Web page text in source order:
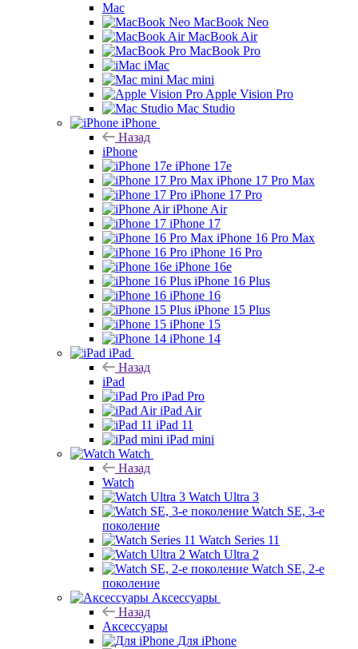
Mac
MacBook Neo
MacBook Air
MacBook Pro
iMac
Mac mini
Apple Vision Pro
Mac Studio
iPhone
Назад
iPhone
iPhone 17e
iPhone 17 Pro Max
iPhone 17 Pro
iPhone Air
iPhone 17
iPhone 16 Pro Max
iPhone 16 Pro
iPhone 16e
iPhone 16 Plus
iPhone 16
iPhone 15 Plus
iPhone 15
iPhone 14
iPad
Назад
iPad
iPad Pro
iPad Air
iPad 11
iPad mini
Watch
Назад
Watch
Watch Ultra 3
Watch SE, 3-е
поколение
Watch Series 11
Watch Ultra 2
Watch SE, 2-е
поколение
Аксессуары
Назад
Аксессуары
Для iPhone